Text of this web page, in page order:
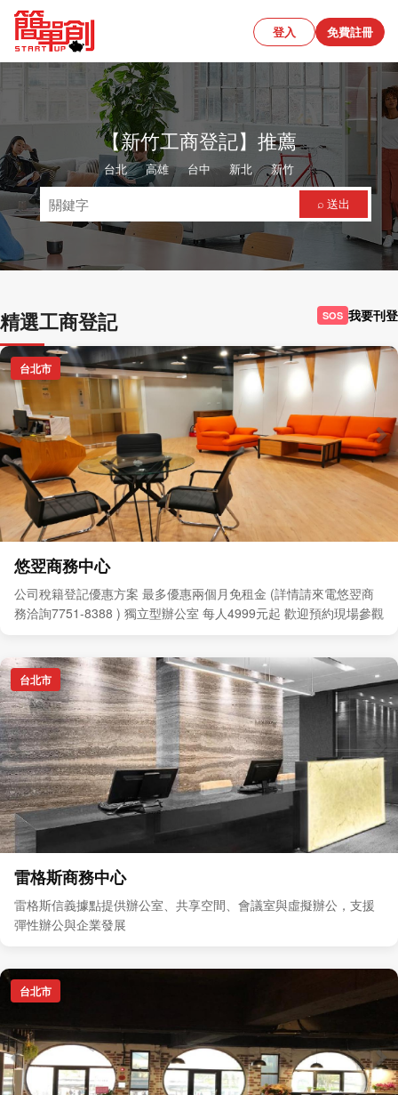
登入 免費註冊
【新竹工商登記】推薦
台北、高雄、台中、新北 、新竹
⌕ 送出
精選工商登記 SOS 我要刊登
台北市
悠翌商務中心
公司稅籍登記優惠方案 最多優惠兩個月免租金 (詳情請來電悠翌商
務洽詢7751-8388 ) 獨立型辦公室 每人4999元起 歡迎預約現場參觀
台北市
雷格斯商務中心
雷格斯信義據點提供辦公室、共享空間、會議室與虛擬辦公，支援
彈性辦公與企業發展
台北市